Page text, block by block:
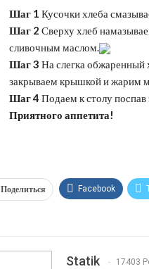
Шаг 1 Кусочки хлеба
Шаг 2 Сверху хлеб
сливочным маслом.
Шаг 3 На слегка
закрываем крышкой и жарим
Шаг 4 Подаем к столу поспав
Приятного аппетита!
Поделиться Facebook
Statik 17403